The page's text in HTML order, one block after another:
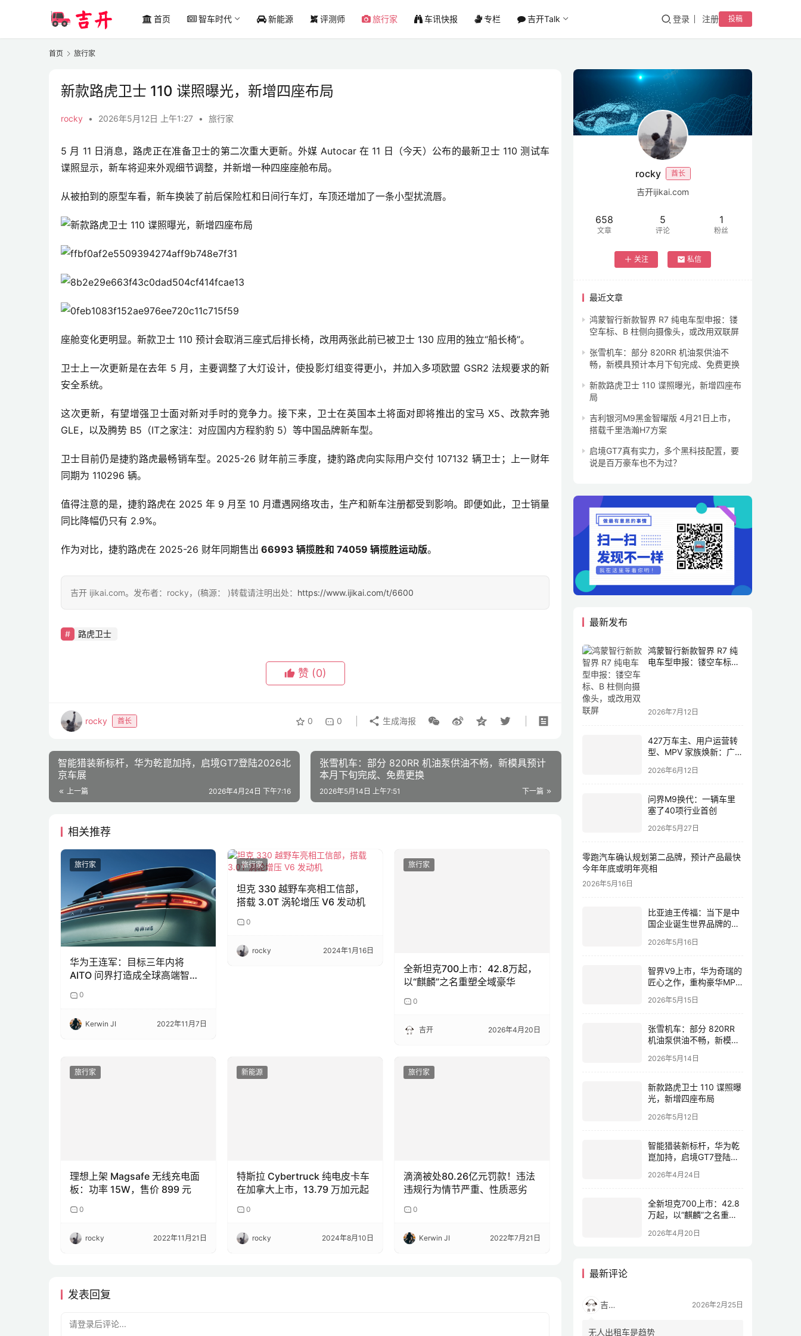
首页 智车时代 新能源 评测师 旅行家 车讯快报 专栏 吉开Talk 登录 注册 投稿
首页 旅行家
新款路虎卫士 110 谍照曝光，新增四座布局
rocky • 2026年5月12日 上午1:27 • 旅行家
5 月 11 日消息，路虎正在准备卫士的第二次重大更新。外媒 Autocar 在 11 日（今天）公布的最新卫士 110 测试车
谍照显示，新车将迎来外观细节调整，并新增一种四座座舱布局。
从被拍到的原型车看，新车换装了前后保险杠和日间行车灯，车顶还增加了一条小型扰流唇。
座舱变化更明显。新款卫士 110 预计会取消三座式后排长椅，改用两张此前已被卫士 130 应用的独立“船长椅”。
卫士上一次更新是在去年 5 月，主要调整了大灯设计，使投影灯组变得更小，并加入多项欧盟 GSR2 法规要求的新
安全系统。
这次更新，有望增强卫士面对新对手时的竞争力。接下来，卫士在英国本土将面对即将推出的宝马 X5、改款奔驰
GLE，以及腾势 B5（IT之家注：对应国内方程豹豹 5）等中国品牌新车型。
卫士目前仍是捷豹路虎最畅销车型。2025-26 财年前三季度，捷豹路虎向实际用户交付 107132 辆卫士；上一财年
同期为 110296 辆。
值得注意的是，捷豹路虎在 2025 年 9 月至 10 月遭遇网络攻击，生产和新车注册都受到影响。即便如此，卫士销量
同比降幅仍只有 2.9%。
作为对比，捷豹路虎在 2025-26 财年同期售出 66993 辆揽胜和 74059 辆揽胜运动版。
吉开 ijikai.com。发布者：rocky，(稿源： )转载请注明出处： https://www.ijikai.com/t/6600
路虎卫士
赞 (0)
rocky 酋长 0 0 生成海报
智能猎装新标杆，华为乾崑加持，启境GT7登陆2026北
京车展
上一篇 2026年4月24日 下午7:16
张雪机车：部分 820RR 机油泵供油不畅，新模具预计
本月下旬完成、免费更换
下一篇
2026年5月14日 上午7:51
相关推荐
旅行家
华为王连军：目标三年内将
AITO 问界打造成全球高端智能
0
Kerwin JI 2022年11月7日
旅行家
坦克 330 越野车亮相工信部，
搭载 3.0T 涡轮增压 V6 发动机
0
rocky 2024年1月16日
旅行家
全新坦克700上市：42.8万起，
以“麒麟”之名重塑全域豪华
0
吉开 2026年4月20日
旅行家
理想上架 Magsafe 无线充电面
板：功率 15W，售价 899 元
0
rocky 2022年11月21日
新能源
特斯拉 Cybertruck 纯电皮卡车
在加拿大上市，13.79 万加元起
0
rocky 2024年8月10日
旅行家
滴滴被处80.26亿元罚款！违法
违规行为情节严重、性质恶劣
0
Kerwin JI 2022年7月21日
发表回复
请登录后评论...
rocky 酋长
吉开ijikai.com
658
文章
5
评论
1
粉丝
关注 私信
最近文章
鸿蒙智行新款智界 R7 纯电车型申报：镂
空车标、B 柱侧向摄像头，或改用双联屏
张雪机车：部分 820RR 机油泵供油不
畅，新模具预计本月下旬完成、免费更换
新款路虎卫士 110 谍照曝光，新增四座布
局
吉利银河M9黑金智曜版 4月21日上市，
搭载千里浩瀚H7方案
启境GT7真有实力，多个黑科技配置，要
说是百万豪车也不为过？
最新发布
鸿蒙智行新款智界 R7 纯
电车型申报：镂空车标、
2026年7月12日
427万车主、用户运营转
型、MPV 家族焕新：广汽
2026年6月12日
问界M9换代：一辆车里
塞了40项行业首创
2026年5月27日
零跑汽车确认规划第二品牌，预计产品最快
今年年底或明年亮相
2026年5月16日
比亚迪王传福：当下是中
国企业诞生世界品牌的最
业领域
2026年5月16日
智界V9上市，华为奇瑞的
匠心之作，重构豪华MPV
2026年5月15日
张雪机车：部分 820RR
机油泵供油不畅，新模具
更换
2026年5月14日
新款路虎卫士 110 谍照曝
光，新增四座布局
2026年5月12日
智能猎装新标杆，华为乾
崑加持，启境GT7登陆
2026年4月24日
全新坦克700上市：42.8
万起，以“麒麟”之名重塑
2026年4月20日
最新评论
吉开 2026年2月25日
无人出租车是趋势